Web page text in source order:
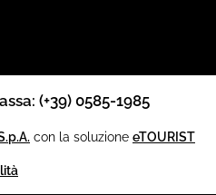
(+39) 0585-1985
con la soluzione eTOURIST